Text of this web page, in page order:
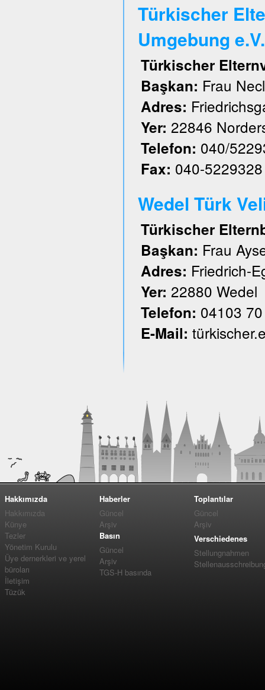
Türkischer
Umgebung e.V.
Türkischer
Başkan: Frau
Adres:
Yer: 22846
Telefon: 040/
Fax: 040-5229328
Wedel Türk
Türkischer
Başkan: Frau
Adres: Friedrich-
Yer: 22880 Wedel
Telefon: 04103
E-Mail:
Hakkımızda
Hakkımızda
Künye
Tezler
Yönetim Kurulu
Üye dernerkleri ve yerel
büroları
İletişim
Tüzük
Haberler
Güncel
Arşiv
Basın
Güncel
Arşiv
TGS-H basında
Toplantılar
Güncel
Arşiv
Verschiedenes
Stellungnahmen